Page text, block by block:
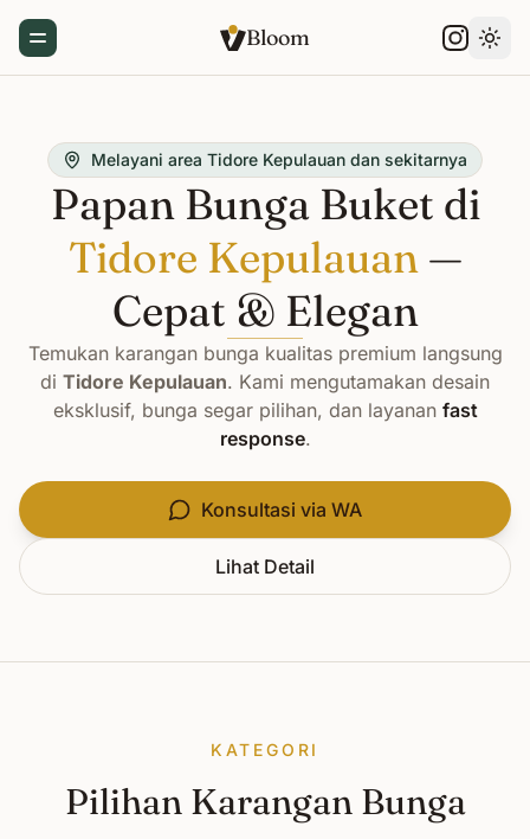
Toggle Menu Bloom
Melayani area Tidore Kepulauan dan sekitarnya
Papan Bunga Buket di
Tidore Kepulauan—
Cepat & Elegan
Temukan karangan bunga kualitas premium langsung
di Tidore Kepulauan. Kami mengutamakan desain
eksklusif, bunga segar pilihan, dan layanan fast
response.
Konsultasi via WA
Lihat Detail
KATEGORI
Pilihan Karangan Bunga